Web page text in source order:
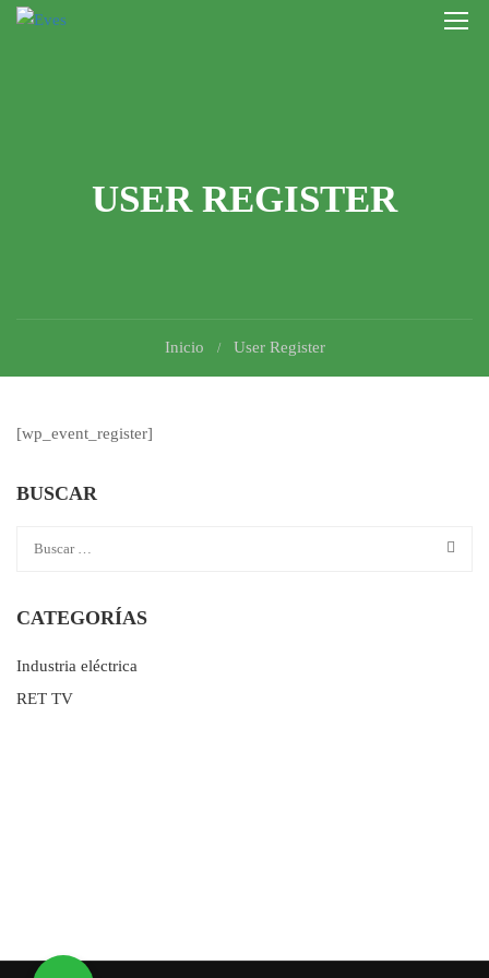
USER REGISTER
Inicio User Register
[wp_event_register]
BUSCAR
CATEGORÍAS
Industria eléctrica
RET TV